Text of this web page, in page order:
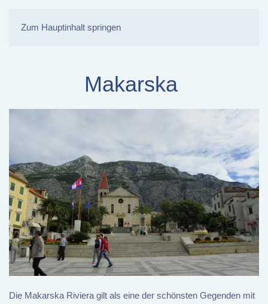
Zum Hauptinhalt springen
Makarska
Die Makarska Riviera gilt als eine der schönsten Gegenden mit